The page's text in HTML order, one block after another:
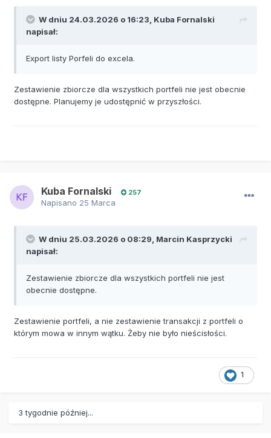
W dniu 24.03.2026 o 16:23, Kuba Fornalski
napisał:
Export listy Porfeli do excela.
Zestawienie zbiorcze dla wszystkich portfeli nie jest obecnie
dostępne. Planujemy je udostępnić w przyszłości.
Kuba Fornalski 257
Napisano 25 Marca
W dniu 25.03.2026 o 08:29, Marcin Kasprzycki
napisał:
Zestawienie zbiorcze dla wszystkich portfeli nie jest
obecnie dostępne.
Zestawienie portfeli, a nie zestawienie transakcji z portfeli o
którym mowa w innym wątku. Żeby nie było nieścisłości.
1
3 tygodnie później...